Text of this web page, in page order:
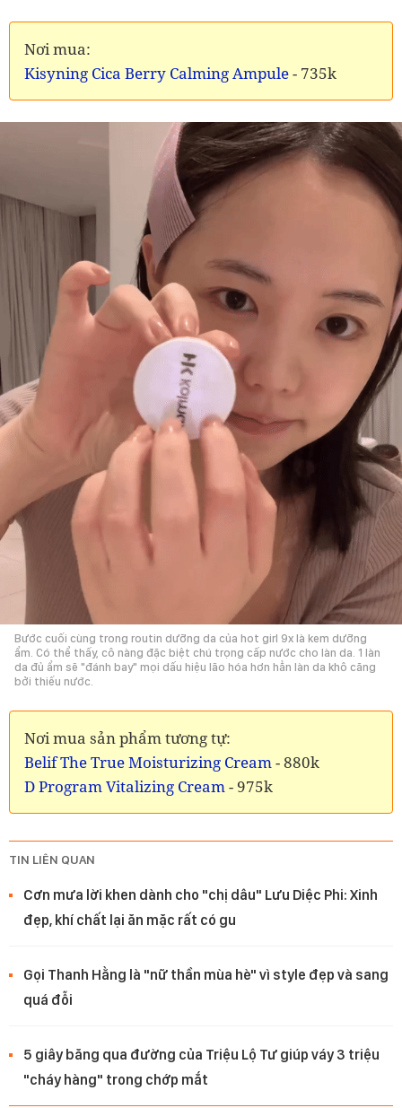
Nơi mua:
Kisyning Cica Berry Calming Ampule- 735k
Bước cuối cùng trong routin dưỡng da của hot girl 9x là kem dưỡng
ẩm. Có thể thấy, cô nàng đặc biệt chú trọng cấp nước cho làn da. 1 làn
da đủ ẩm sẽ "đánh bay" mọi dấu hiệu lão hóa hơn hẳn làn da khô căng
bởi thiếu nước.
Nơi mua sản phẩm tương tự:
Belif The True Moisturizing Cream- 880k
D Program Vitalizing Cream- 975k
TIN LIÊN QUAN
Cơn mưa lời khen dành cho "chị dâu" Lưu Diệc Phi: Xinh
đẹp, khí chất lại ăn mặc rất có gu
Gọi Thanh Hằng là "nữ thần mùa hè" vì style đẹp và sang
quá đỗi
5 giây băng qua đường của Triệu Lộ Tư giúp váy 3 triệu
"cháy hàng" trong chớp mắt